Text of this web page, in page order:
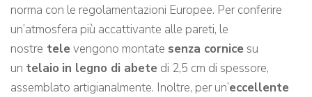
norma con le regolamentazioni Europee. Per conferire
un’atmosfera più accattivante alle pareti, le
nostre tele vengono montate senza cornice su
un telaio in legno di abete di 2,5 cm di spessore,
assemblato artigianalmente. Inoltre, per un’eccellente